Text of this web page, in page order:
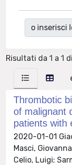
o inserisci
Risultati da 1 a 1
Thrombotic
of malignant
patients with
2020-01-01
Masci,
Celio, Luigi;